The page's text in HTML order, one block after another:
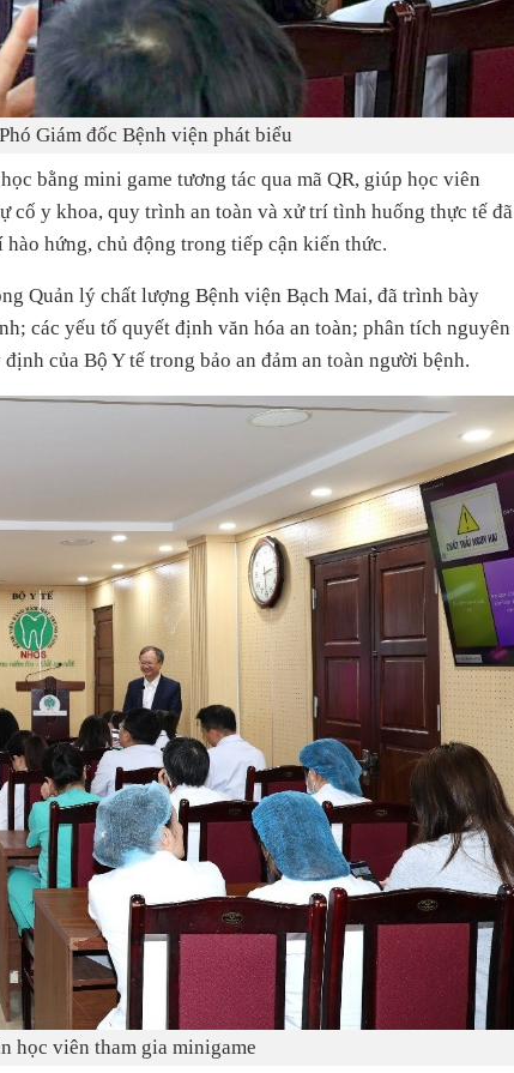
Giám đốc Bệnh viện phát biểu
bằng mini game tương tác qua mã QR, giúp học viên
cố y khoa, quy trình an toàn và xử trí tình huống thực tế đã
hứng, chủ động trong tiếp cận kiến thức.
Quản lý chất lượng Bệnh viện Bạch Mai, đã trình bày
các yếu tố quyết định văn hóa an toàn; phân tích nguyên
của Bộ Y tế trong bảo an đảm an toàn người bệnh.
học viên tham gia minigame